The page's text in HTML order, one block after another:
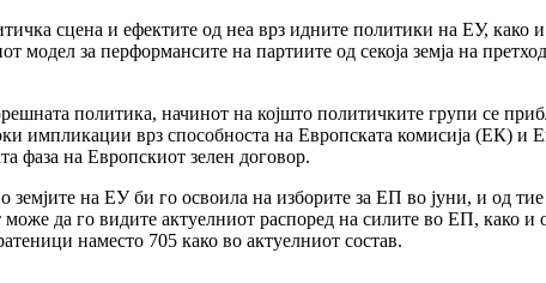
сцена и ефектите од неа врз идните политики на ЕУ, како
модел за перформансите на партиите од секоја земја на
политика, начинот на којшто политичките групи се
импликации врз способноста на Европската комисија (ЕК) и
фаза на Европскиот зелен договор.
на ЕУ би го освоила на изборите за ЕП во јуни, и од
да го видите актуелниот распоред на силите во ЕП, како и
наместо 705 како во актуелниот состав.